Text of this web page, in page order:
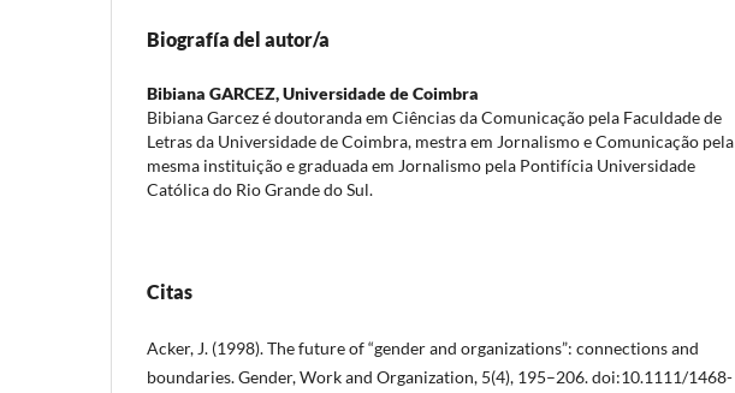
Biografía del autor/a
Bibiana GARCEZ,Universidade de Coimbra
Bibiana Garcez é doutoranda em Ciências da Comunicação pela Faculdade de
Letras da Universidade de Coimbra, mestra em Jornalismo e Comunicação pela
mesma instituição e graduada em Jornalismo pela Pontifícia Universidade
Católica do Rio Grande do Sul.
Citas
Acker, J. (1998). The future of “gender and organizations”: connections and
boundaries. Gender, Work and Organization, 5(4), 195–206. doi:10.1111/1468-